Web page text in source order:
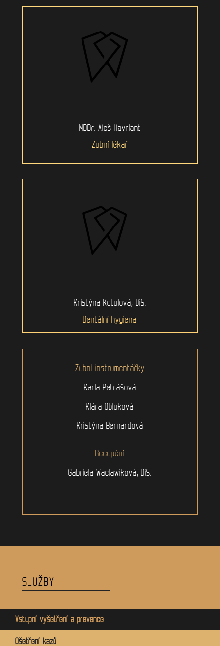
MDDr. Aleš Havrlant
Zubní lékař
Kristýna Kotulová, DiS.
Dentální hygiena
Zubní instrumentářky
Karla Petrášová
Klára Obluková
Kristýna Bernardová
Recepční
Gabriela Waclawiková, DiS.
SLUŽBY
Vstupní vyšetření a prevence
Ošetření kazů